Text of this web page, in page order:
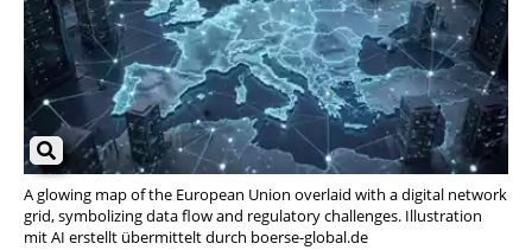
A glowing map of the European Union overlaid with a digital network
grid, symbolizing data flow and regulatory challenges. Illustration
mit AI erstellt übermittelt durch boerse-global.de